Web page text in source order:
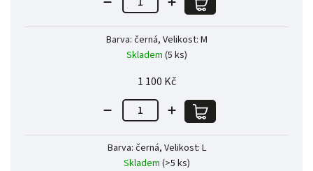
Barva: černá, Velikost: M
Skladem (5 ks)
1 100 Kč
Barva: černá, Velikost: L
Skladem (>5 ks)